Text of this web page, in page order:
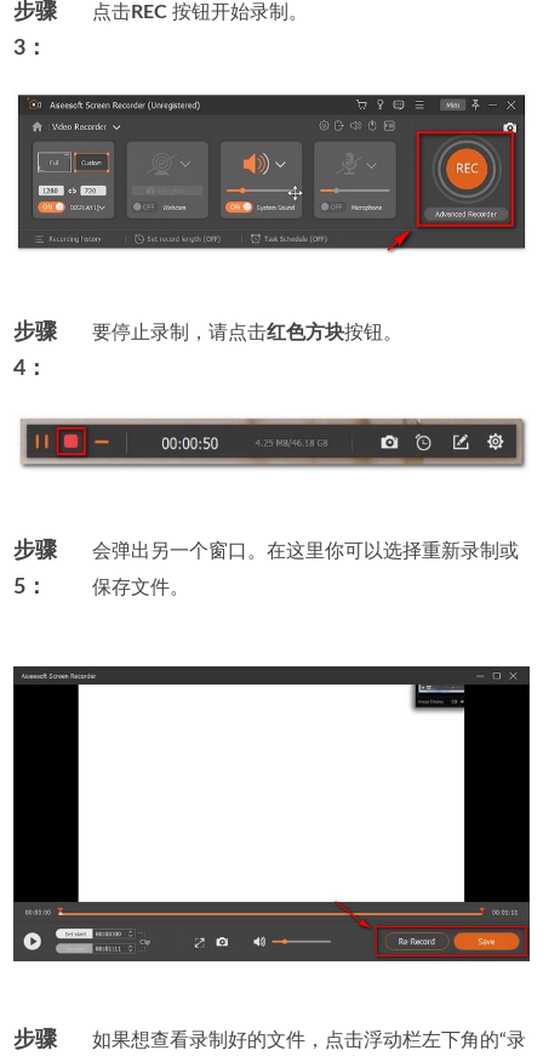
步骤
3：
点击REC 按钮开始录制。
步骤
4：
要停止录制，请点击红色方块按钮。
步骤
5：
会弹出另一个窗口。在这里你可以选择重新录制或
保存文件。
步骤 如果想查看录制好的文件，点击浮动栏左下角的“录